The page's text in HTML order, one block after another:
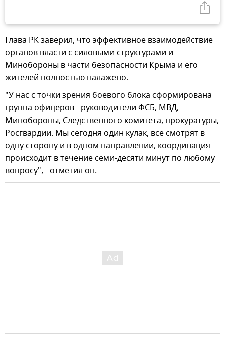
Глава РК заверил, что эффективное взаимодействие
органов власти с силовыми структурами и
Минобороны в части безопасности Крыма и его
жителей полностью налажено.
"У нас с точки зрения боевого блока сформирована
группа офицеров - руководители ФСБ, МВД,
Минобороны, Следственного комитета, прокуратуры,
Росгвардии. Мы сегодня один кулак, все смотрят в
одну сторону и в одном направлении, координация
происходит в течение семи-десяти минут по любому
вопросу", - отметил он.